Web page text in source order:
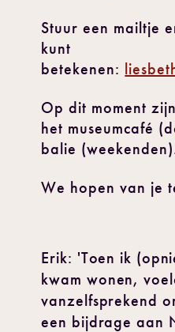
Stuur een mailtje
kunt
betekenen:
Op dit moment
het museumcafé
balie
We hopen van je
Erik: 'Toen ik
kwam wonen,
vanzelfsprekend
een bijdrage aan